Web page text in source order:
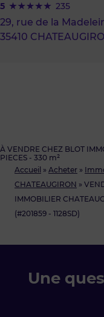
Accueil » Acheter »
CHATEAUGIRON »
IMMOBILIER
(#201859 - 1128SD)
À VENDRE CHEZ BLOT
PIECES - 330 m²
5 235
29, rue de la
35410
Une